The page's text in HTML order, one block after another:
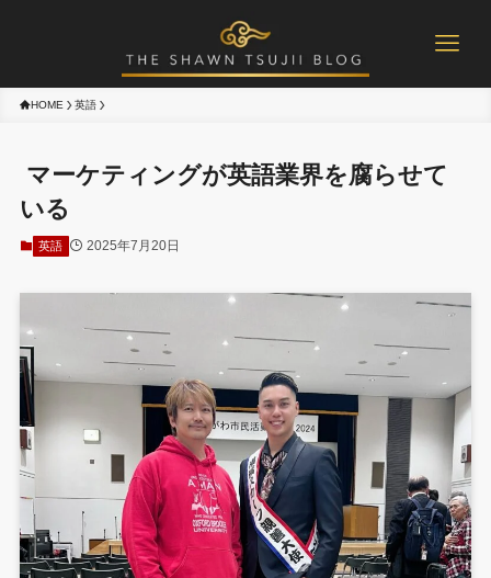
HOME 英語
マーケティングが英語業界を腐らせて
いる
英語 2025年7月20日